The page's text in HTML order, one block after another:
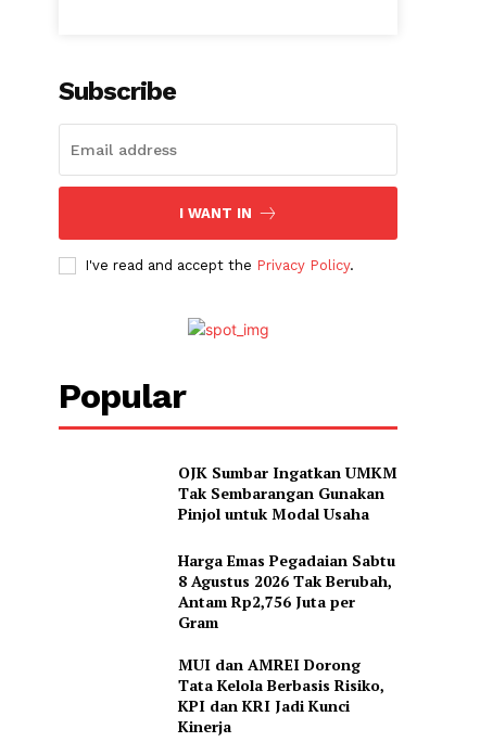
Subscribe
I WANT IN
I've read and accept the Privacy Policy.
Popular
OJK Sumbar Ingatkan UMKM
Tak Sembarangan Gunakan
Pinjol untuk Modal Usaha
Harga Emas Pegadaian Sabtu
8 Agustus 2026 Tak Berubah,
Antam Rp2,756 Juta per
Gram
MUI dan AMREI Dorong
Tata Kelola Berbasis Risiko,
KPI dan KRI Jadi Kunci
Kinerja